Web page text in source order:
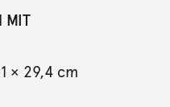
MIT
× 29,4 cm